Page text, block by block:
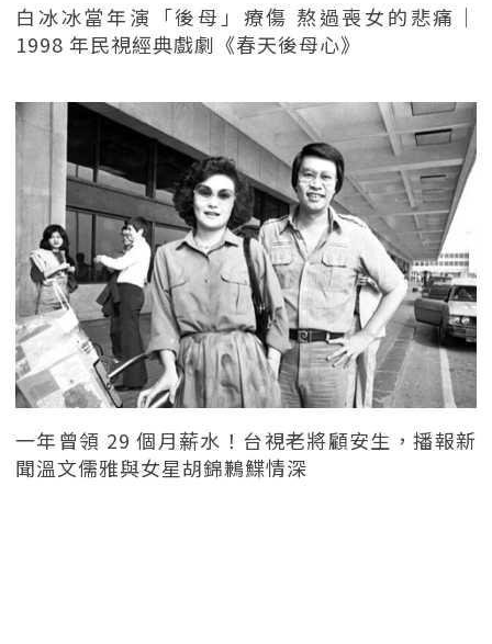
白冰冰當年演「後母」療傷 熬過喪女的悲痛｜
1998 年民視經典戲劇《春天後母心》
一年曾領 29 個月薪水！台視老將顧安生，播報新
聞溫文儒雅與女星胡錦鶼鰈情深